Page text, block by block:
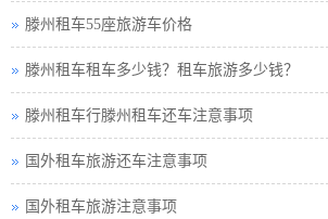
滕州租车55座旅游车价格
滕州租车租车多少钱？租车旅游多少钱？
滕州租车行滕州租车还车注意事项
国外租车旅游还车注意事项
国外租车旅游注意事项